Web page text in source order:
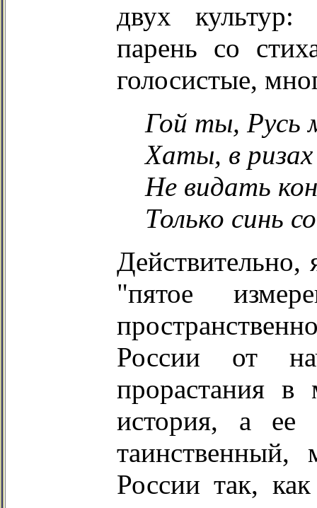
двух
парень со
голосистые,
Гой ты, Русь
Хаты, в ризах
Не видать
Только синь
Действительно,
"пятое
России от
прорастания
история, а ее
России так,